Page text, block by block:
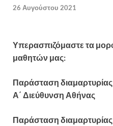
26 Αυγούστου 2021
Υπερασπιζόμαστε τα
μαθητών μας:
Παράσταση
Α΄ Διεύθυνση Αθήνας
Παράσταση